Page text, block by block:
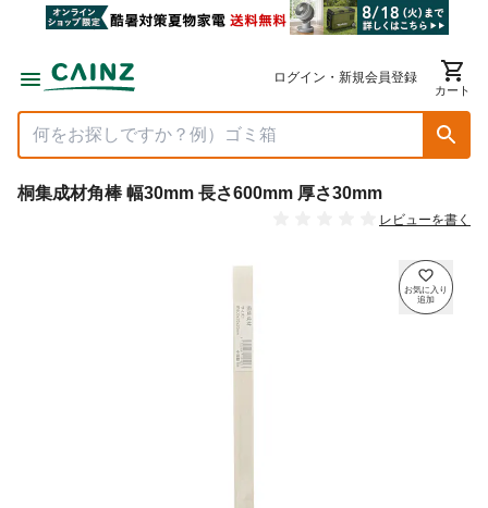
ログイン・新規会員登録
カート
桐集成材角棒 幅30mm 長さ600mm 厚さ30mm
レビューを書く